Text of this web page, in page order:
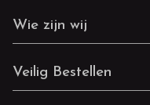
Wie zijn wij
Veilig Bestellen